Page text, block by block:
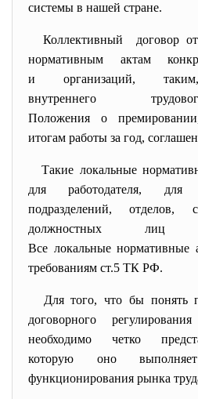
системы в нашей стране.
Коллективный договор
нормативным актам
и организаций,
внутреннего
Положения о
итогам работы за год,
Такие локальные
для работодателя, для
подразделений,
должностных лиц
Все локальные нормативные
требованиям ст.5 ТК РФ.
Для того, что бы понять
договорного
необходимо четко
которую оно
функционирования рынка